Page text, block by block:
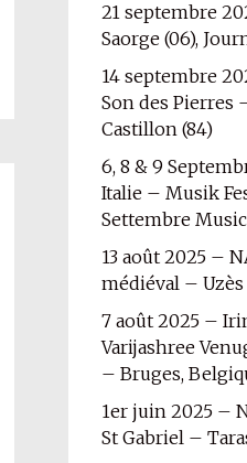
21 septembre
Saorge (06),
14 septembre
Son des
Castillon (84)
6, 8 & 9
Italie – Musik
Settembre
13 août 2025 –
médiéval – Uzès
7 août 2025 –
Varijashree
– Bruges,
1er juin 2025 –
St Gabriel –